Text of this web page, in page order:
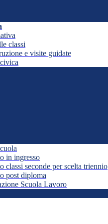
classi
e visite guidate
in ingresso
classi seconde per scelta triennio
post diploma
Scuola Lavoro